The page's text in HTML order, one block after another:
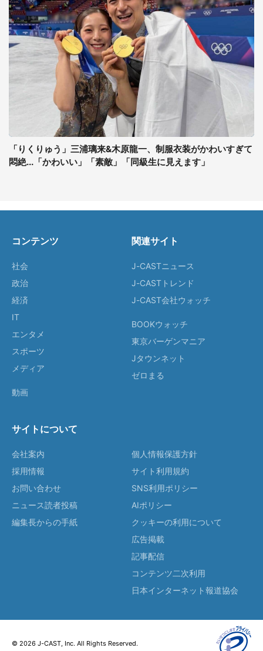
「りくりゅう」三浦璃来&木原龍一、制服衣装がかわいすぎて
悶絶...「かわいい」「素敵」「同級生に見えます」
コンテンツ
社会
政治
経済
IT
エンタメ
スポーツ
メディア
動画
関連サイト
J-CASTニュース
J-CASTトレンド
J-CAST会社ウォッチ
BOOKウォッチ
東京バーゲンマニア
Jタウンネット
ゼロまる
サイトについて
会社案内
採用情報
お問い合わせ
ニュース読者投稿
編集長からの手紙
個人情報保護方針
サイト利用規約
SNS利用ポリシー
AIポリシー
クッキーの利用について
広告掲載
記事配信
コンテンツ二次利用
日本インターネット報道協会
© 2026 J-CAST, Inc. All Rights Reserved.